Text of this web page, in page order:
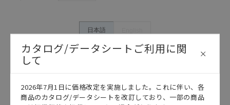
ン事例は参考用ですので、ご採用に際しては機器・装
商品に接続される推奨機器等、現在では入手困難なも
のもそのまま記載しています。・誤字、脱字が含まれ
記載されているサービス内容や連絡先等は作成当時の
ものであり、変更・改定させていただいている可能性
日本語
カタログ/データシートご利用に関
して
2026年7月1日に価格改定を実施しました。これに伴い、各
商品のカタログ/データシートを改訂しており、一部の商品